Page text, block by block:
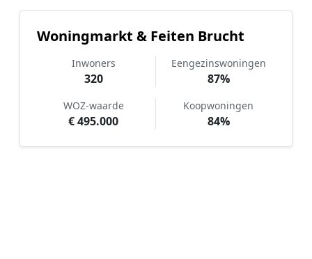
Woningmarkt & Feiten Brucht
Inwoners
320
Eengezinswoningen
87%
WOZ-waarde
€ 495.000
Koopwoningen
84%